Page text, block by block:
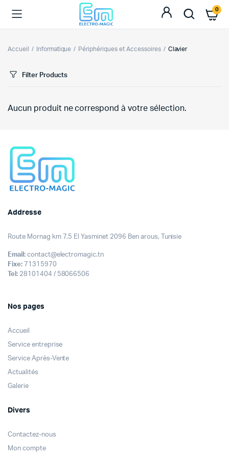
0
Accueil Informatique Périphériques et Accessoires Clavier
Filter Products
Aucun produit ne correspond à votre sélection.
Addresse
Route Mornag km 7.5 El Yasminet 2096 Ben arous, Tunisie
Email:contact@electromagic.tn
Fixe:71315970
Tel:28101404 / 58066506
Nos pages
Accueil
Service entreprise
Service Après-Vente
Actualités
Galerie
Divers
Contactez-nous
Mon compte